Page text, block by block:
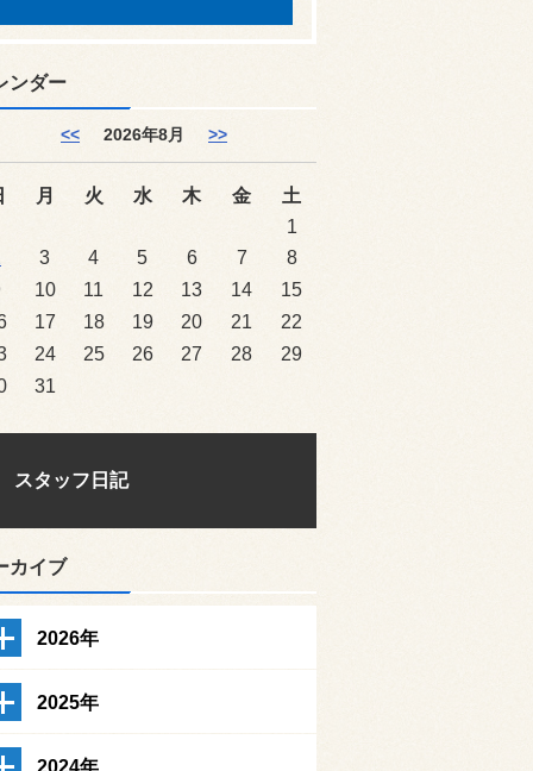
ンダー
<< 2026年8月 >>
月 火 水 木 金
土
1
3 4 5 6 7
8
10 11 12 13 14
15
17 18 19 20 21
22
24 25 26 27 28
29
31
スタッフ日記
カイブ
2026年
2025年
2024年